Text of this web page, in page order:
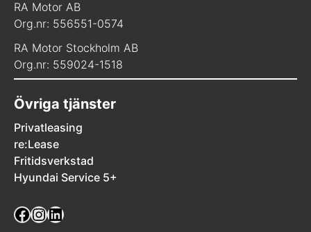
RA Motor AB
Org.nr: 556551-0574
RA Motor Stockholm AB
Org.nr: 559024-1518
Övriga tjänster
Privatleasing
re:Lease
Fritidsverkstad
Hyundai Service 5+
Facebook
Instagram
LinkedIn